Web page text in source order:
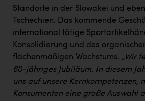
Standorte in der Slowakei und
Tschechien. Das kommende
international tätige
Konsolidierung und des
flächenmäßigen Wachstums. „Wir
60-jähriges Jubiläum. In diesem
uns auf unsere Kernkompetenzen,
Konsumenten eine große Auswahl